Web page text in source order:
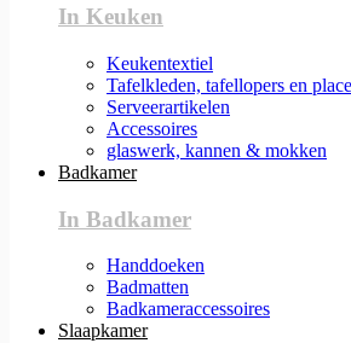
In Keuken
Keukentextiel
Tafelkleden, tafellopers en
Serveerartikelen
Accessoires
glaswerk, kannen & mokken
Badkamer
In Badkamer
Handdoeken
Badmatten
Badkameraccessoires
Slaapkamer